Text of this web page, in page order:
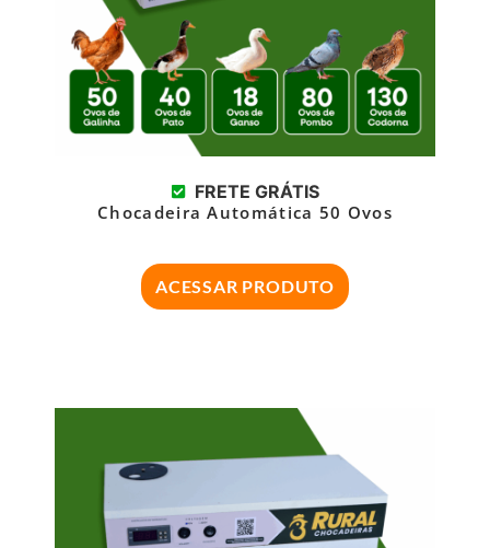
FRETE GRÁTIS
Chocadeira Automática 50 Ovos
ACESSAR PRODUTO